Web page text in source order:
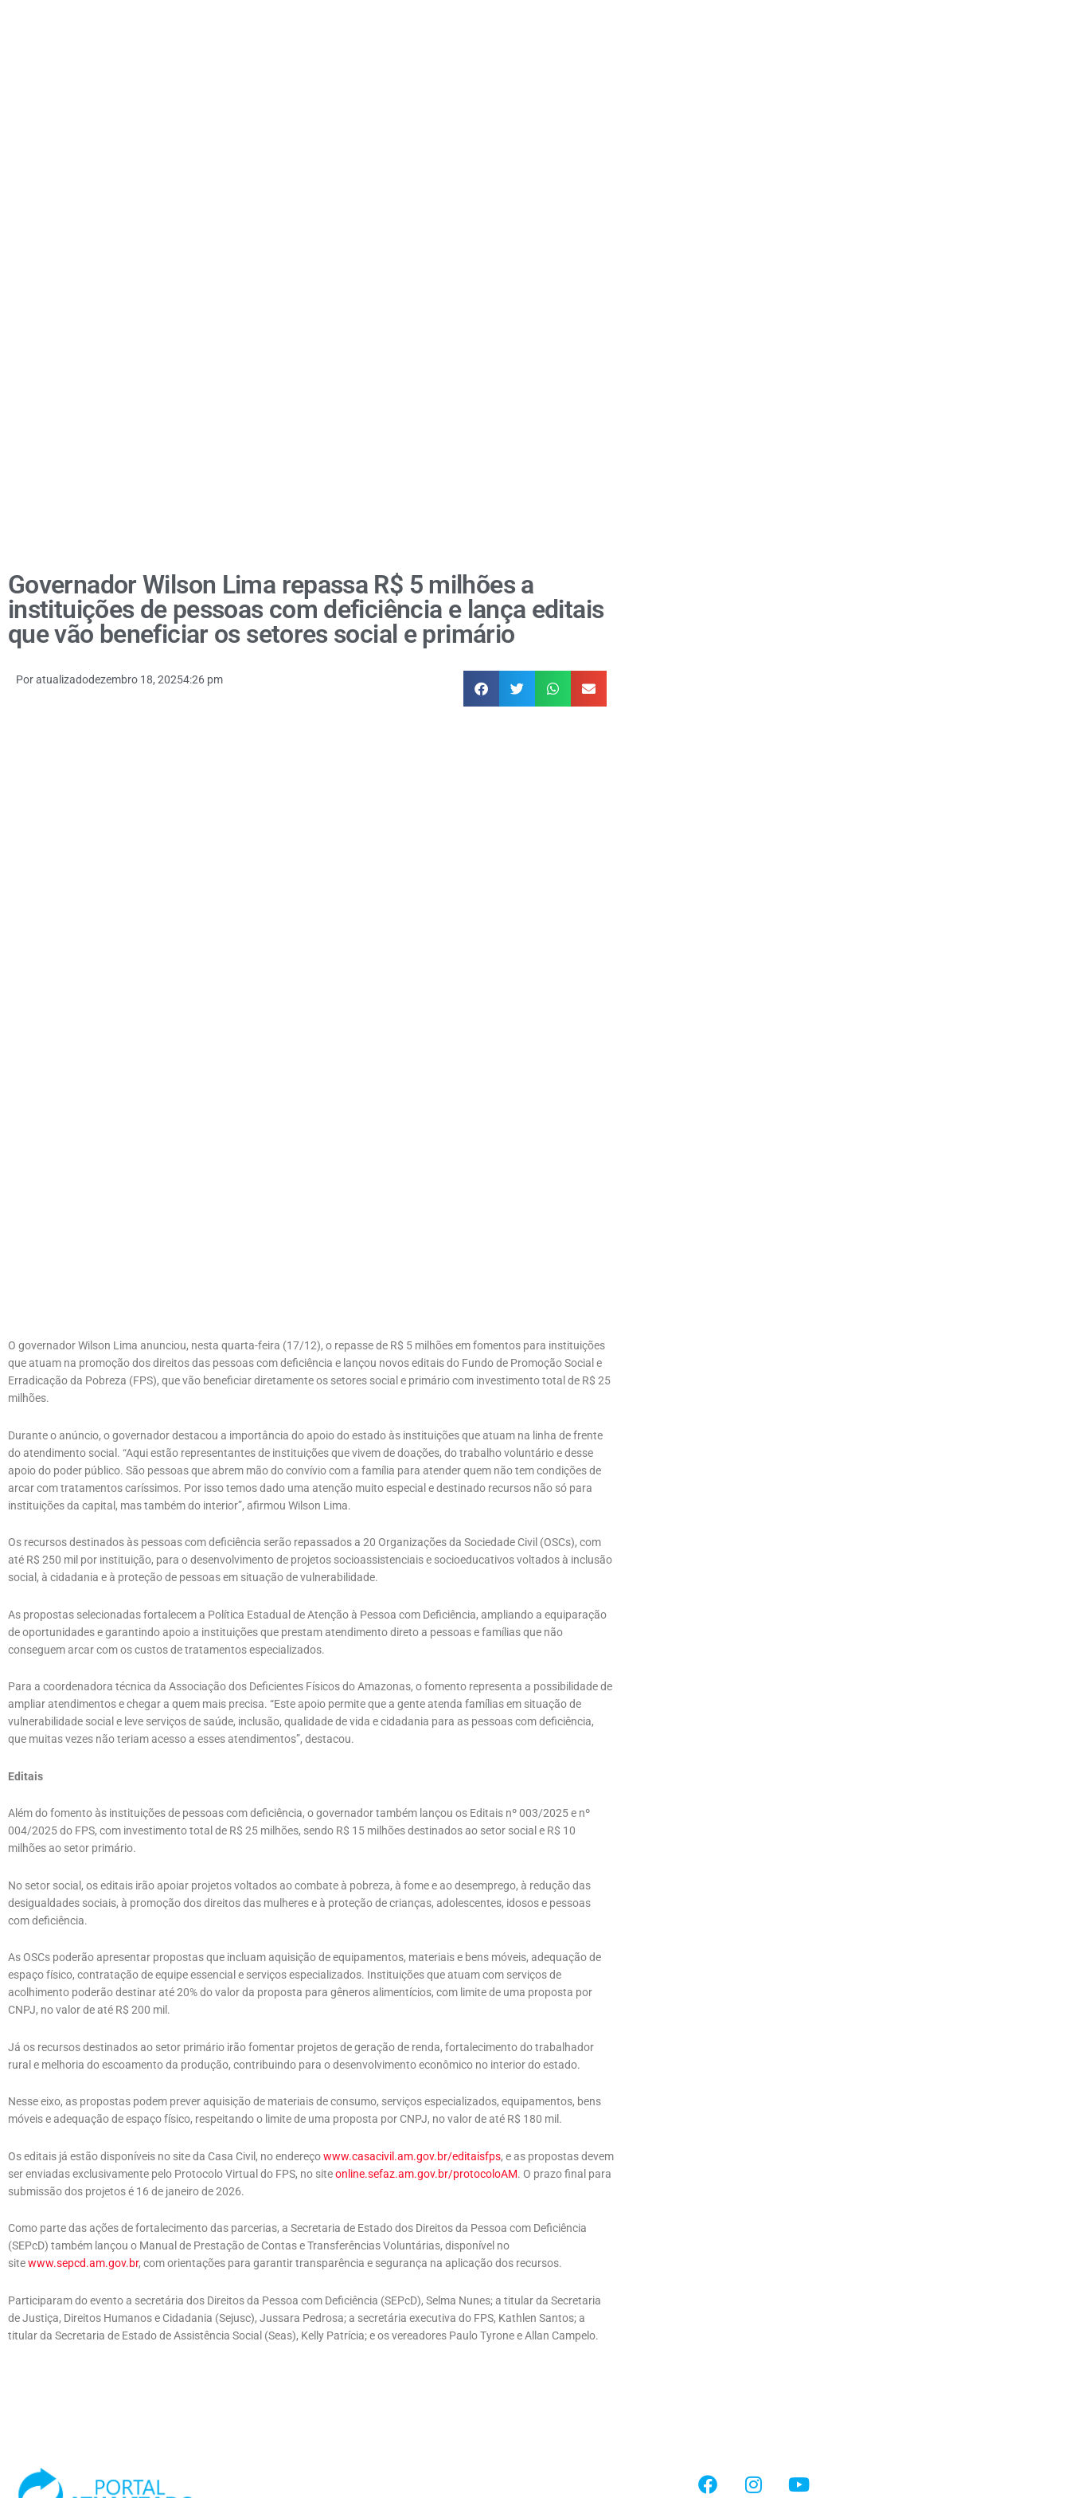
Governador Wilson Lima repassa R$ 5 milhões a
instituições de pessoas com deficiência e lança editais
que vão beneficiar os setores social e primário
Poratualizadodezembro 18, 20254:26 pm
O governador Wilson Lima anunciou, nesta quarta-feira (17/12), o repasse de R$ 5 milhões em fomentos para instituições
que atuam na promoção dos direitos das pessoas com deficiência e lançou novos editais do Fundo de Promoção Social e
Erradicação da Pobreza (FPS), que vão beneficiar diretamente os setores social e primário com investimento total de R$ 25
milhões.
Durante o anúncio, o governador destacou a importância do apoio do estado às instituições que atuam na linha de frente
do atendimento social. “Aqui estão representantes de instituições que vivem de doações, do trabalho voluntário e desse
apoio do poder público. São pessoas que abrem mão do convívio com a família para atender quem não tem condições de
arcar com tratamentos caríssimos. Por isso temos dado uma atenção muito especial e destinado recursos não só para
instituições da capital, mas também do interior”, afirmou Wilson Lima.
Os recursos destinados às pessoas com deficiência serão repassados a 20 Organizações da Sociedade Civil (OSCs), com
até R$ 250 mil por instituição, para o desenvolvimento de projetos socioassistenciais e socioeducativos voltados à inclusão
social, à cidadania e à proteção de pessoas em situação de vulnerabilidade.
As propostas selecionadas fortalecem a Política Estadual de Atenção à Pessoa com Deficiência, ampliando a equiparação
de oportunidades e garantindo apoio a instituições que prestam atendimento direto a pessoas e famílias que não
conseguem arcar com os custos de tratamentos especializados.
Para a coordenadora técnica da Associação dos Deficientes Físicos do Amazonas, o fomento representa a possibilidade de
ampliar atendimentos e chegar a quem mais precisa. “Este apoio permite que a gente atenda famílias em situação de
vulnerabilidade social e leve serviços de saúde, inclusão, qualidade de vida e cidadania para as pessoas com deficiência,
que muitas vezes não teriam acesso a esses atendimentos”, destacou.
Editais
Além do fomento às instituições de pessoas com deficiência, o governador também lançou os Editais nº 003/2025 e nº
004/2025 do FPS, com investimento total de R$ 25 milhões, sendo R$ 15 milhões destinados ao setor social e R$ 10
milhões ao setor primário.
No setor social, os editais irão apoiar projetos voltados ao combate à pobreza, à fome e ao desemprego, à redução das
desigualdades sociais, à promoção dos direitos das mulheres e à proteção de crianças, adolescentes, idosos e pessoas
com deficiência.
As OSCs poderão apresentar propostas que incluam aquisição de equipamentos, materiais e bens móveis, adequação de
espaço físico, contratação de equipe essencial e serviços especializados. Instituições que atuam com serviços de
acolhimento poderão destinar até 20% do valor da proposta para gêneros alimentícios, com limite de uma proposta por
CNPJ, no valor de até R$ 200 mil.
Já os recursos destinados ao setor primário irão fomentar projetos de geração de renda, fortalecimento do trabalhador
rural e melhoria do escoamento da produção, contribuindo para o desenvolvimento econômico no interior do estado.
Nesse eixo, as propostas podem prever aquisição de materiais de consumo, serviços especializados, equipamentos, bens
móveis e adequação de espaço físico, respeitando o limite de uma proposta por CNPJ, no valor de até R$ 180 mil.
Os editais já estão disponíveis no site da Casa Civil, no endereçowww.casacivil.am.gov.br/editaisfps, e as propostas devem
ser enviadas exclusivamente pelo Protocolo Virtual do FPS, no siteonline.sefaz.am.gov.br/protocoloAM. O prazo final para
submissão dos projetos é 16 de janeiro de 2026.
Como parte das ações de fortalecimento das parcerias, a Secretaria de Estado dos Direitos da Pessoa com Deficiência
(SEPcD) também lançou o Manual de Prestação de Contas e Transferências Voluntárias, disponível no
sitewww.sepcd.am.gov.br, com orientações para garantir transparência e segurança na aplicação dos recursos.
Participaram do evento a secretária dos Direitos da Pessoa com Deficiência (SEPcD), Selma Nunes; a titular da Secretaria
de Justiça, Direitos Humanos e Cidadania (Sejusc), Jussara Pedrosa; a secretária executiva do FPS, Kathlen Santos; a
titular da Secretaria de Estado de Assistência Social (Seas), Kelly Patrícia; e os vereadores Paulo Tyrone e Allan Campelo.